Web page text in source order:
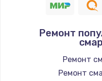
Ремонт
Ремонт
Ремонт